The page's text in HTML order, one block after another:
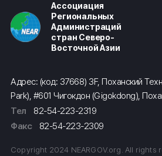
Ассоциация
Региональных
Администраций
стран Северо-
Восточной Азии
Адрес: (код: 37668) 3F, Поханский
Park), #601 Чигокдон (Gigokdong),
Тел
82-54-223-2319
Факс
82-54-223-2309
Copyright 2024 NEARGOV.org. All rights